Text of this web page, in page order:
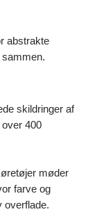
abstrakte
skildringer af
400
møder
farve og
overflade.